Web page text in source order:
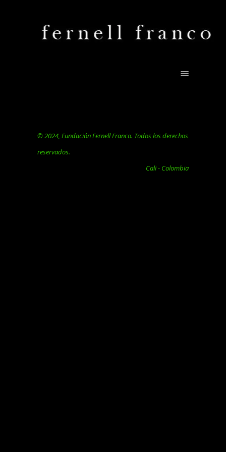
© 2024, Fundación Fernell Franco. Todos los derechos
reservados.
Cali - Colombia